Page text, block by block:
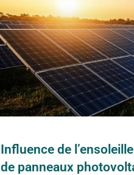
Influence de
de panneaux